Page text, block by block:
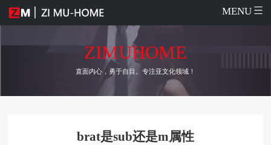
MENU
ZIMUHOME
直面内心，勇于自目。专注亚文化领域！
brat是sub还是m属性